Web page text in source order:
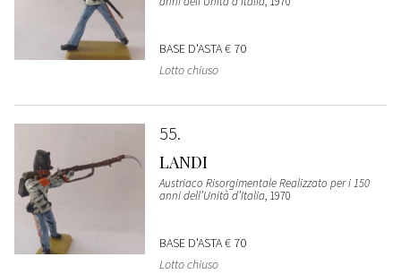
BASE D'ASTA€ 70
Lotto chiuso
55
LANDI
Austriaco Risorgimentale Realizzato per i 150
anni dell’Unità d’Italia, 1970
BASE D'ASTA€ 70
Lotto chiuso